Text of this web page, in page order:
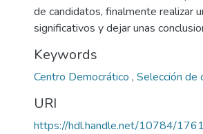
de candidatos, finalmente realizar
significativos y dejar unas
Keywords
Centro Democrático , Selección de
URI
https://hdl.handle.net/10784/